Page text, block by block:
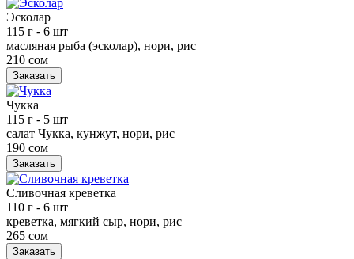
Эсколар
115 г - 6 шт
масляная рыба (эсколар), нори, рис
210 сом
Заказать
Чукка
115 г - 5 шт
салат Чукка, кунжут, нори, рис
190 сом
Заказать
Сливочная креветка
110 г - 6 шт
креветка, мягкий сыр, нори, рис
265 сом
Заказать